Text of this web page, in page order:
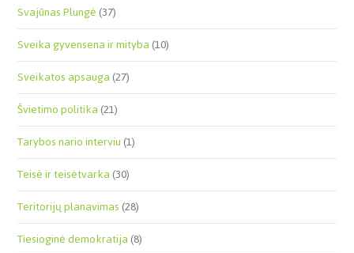
Svajūnas Plungė(37)
Sveika gyvensena ir mityba(10)
Sveikatos apsauga(27)
Švietimo politika(21)
Tarybos nario interviu(1)
Teisė ir teisėtvarka(30)
Teritorijų planavimas(28)
Tiesioginė demokratija(8)